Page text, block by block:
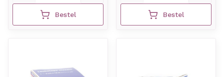
Bestel Bestel